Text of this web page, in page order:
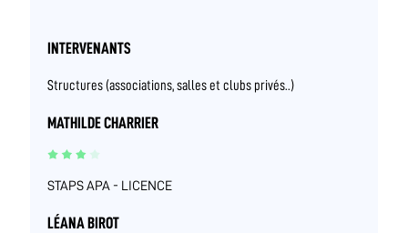
INTERVENANTS
Structures (associations, salles et clubs privés..)
MATHILDE CHARRIER
STAPS APA - LICENCE
LÉANA BIROT